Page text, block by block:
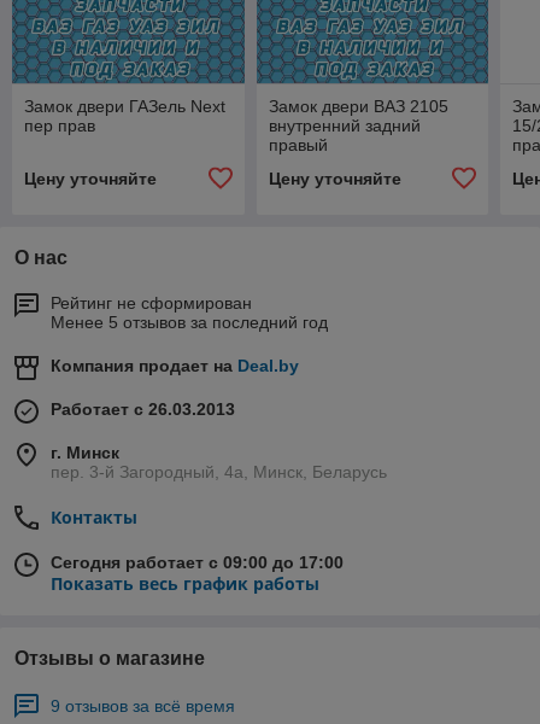
Замок двери ГАЗель Next
пер прав
Цену уточняйте
Замок двери ВАЗ 2105
внутренний задний
правый
Цену уточняйте
О нас
Рейтинг не сформирован
Менее 5 отзывов за последний год
Компания продает на Deal.by
Работает с 26.03.2013
г. Минск
пер. 3-й Загородный, 4а, Минск, Беларусь
Контакты
Сегодня работает с 09:00 до 17:00
Показать весь график работы
Отзывы о магазине
9 отзывов за всё время